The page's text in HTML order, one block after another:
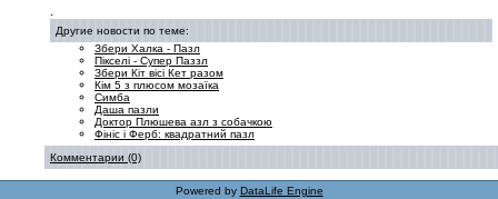
.
Другие новости по теме:
Збери Халка - Пазл
Пікселі - Супер Паззл
Збери Кіт вісі Кет разом
Кім 5 з плюсом мозаїка
Симба
Даша пазли
Доктор Плюшева азл з собачкою
Фініс і Ферб: квадратний пазл
Комментарии (0)
Powered by DataLife Engine